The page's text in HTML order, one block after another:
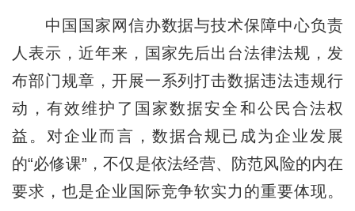
中国国家网信办数据与技术保障中心负责
人表示，近年来，国家先后出台法律法规，发
布部门规章，开展一系列打击数据违法违规行
动，有效维护了国家数据安全和公民合法权
益。对企业而言，数据合规已成为企业发展
的“必修课”，不仅是依法经营、防范风险的内在
要求，也是企业国际竞争软实力的重要体现。